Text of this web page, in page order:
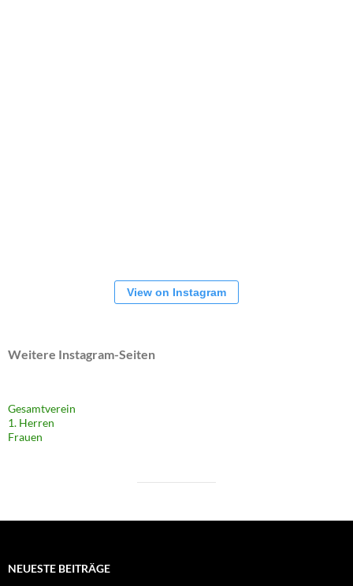
View on Instagram
Weitere Instagram-Seiten
Gesamtverein
1. Herren
Frauen
NEUESTE BEITRÄGE